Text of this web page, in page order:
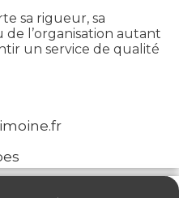
sa rigueur, sa
de l’organisation autant
un service de qualité